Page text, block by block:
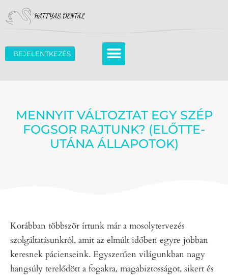
BEJELENTKEZÉS
MENNYIT VÁLTOZTAT EGY SZÉP
FOGSOR RAJTUNK? (ELŐTTE-
UTÁNA ÁLLAPOTOK)
Korábban többször írtunk már a mosolytervezés
szolgáltatásunkról, amit az elmúlt időben egyre jobban
keresnek pácienseink. Egyszerűen világunkban nagy
hangsúly terelődött a fogakra, magabiztosságot, sikert és